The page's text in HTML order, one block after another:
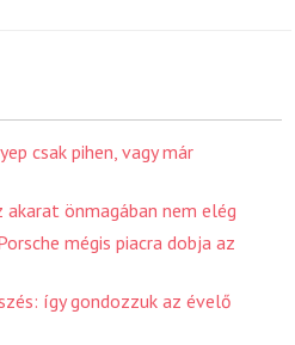
csak pihen, vagy már
önmagában nem elég
mégis piacra dobja az
így gondozzuk az évelő